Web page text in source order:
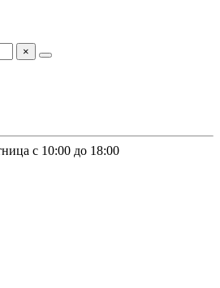
×
с 10:00 до 18:00